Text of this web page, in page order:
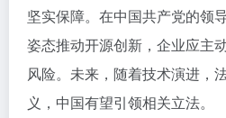
坚实保障。在中国共产党的领
姿态推动开源创新，企业应主
风险。未来，随着技术演进，
义，中国有望引领相关立法。